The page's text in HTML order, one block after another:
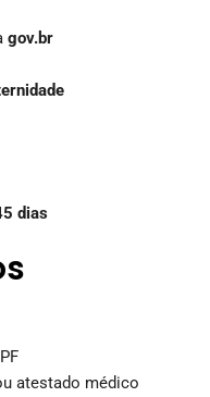
gov.br
dias
atestado médico